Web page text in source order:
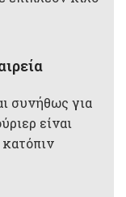
συνήθως για
είναι